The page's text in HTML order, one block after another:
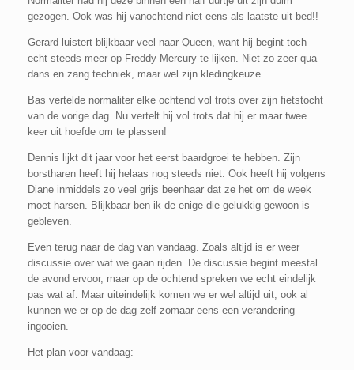
gezogen. Ook was hij vanochtend niet eens als laatste uit bed!!
Gerard luistert blijkbaar veel naar Queen, want hij begint toch
echt steeds meer op Freddy Mercury te lijken. Niet zo zeer qua
dans en zang techniek, maar wel zijn kledingkeuze.
Bas vertelde normaliter elke ochtend vol trots over zijn fietstocht
van de vorige dag. Nu vertelt hij vol trots dat hij er maar twee
keer uit hoefde om te plassen!
Dennis lijkt dit jaar voor het eerst baardgroei te hebben. Zijn
borstharen heeft hij helaas nog steeds niet. Ook heeft hij volgens
Diane inmiddels zo veel grijs beenhaar dat ze het om de week
moet harsen. Blijkbaar ben ik de enige die gelukkig gewoon is
gebleven.
Even terug naar de dag van vandaag. Zoals altijd is er weer
discussie over wat we gaan rijden. De discussie begint meestal
de avond ervoor, maar op de ochtend spreken we echt eindelijk
pas wat af. Maar uiteindelijk komen we er wel altijd uit, ook al
kunnen we er op de dag zelf zomaar eens een verandering
ingooien.
Het plan voor vandaag: